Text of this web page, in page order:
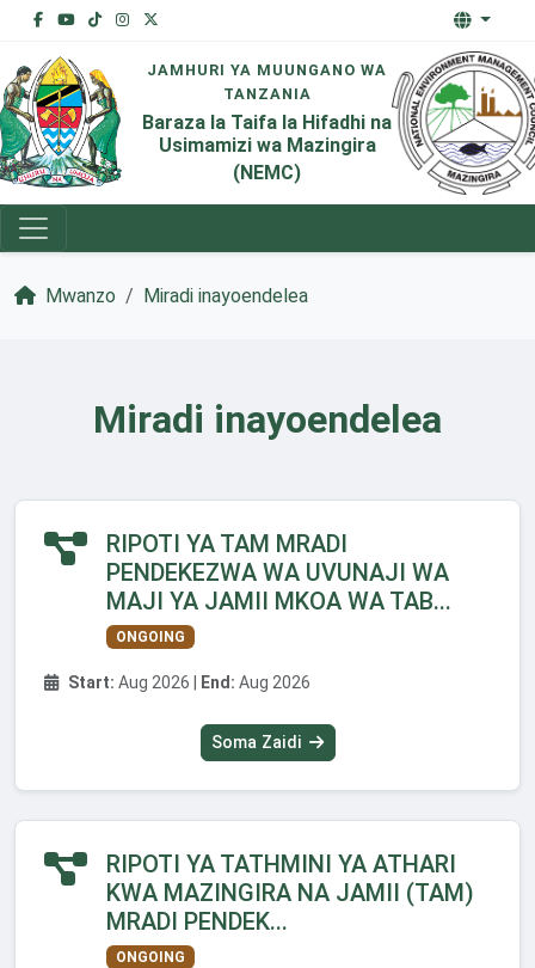
JAMHURI YA MUUNGANO WA
TANZANIA
Baraza la Taifa la Hifadhi na
Usimamizi wa Mazingira
(NEMC)
Mwanzo Miradi inayoendelea
Miradi inayoendelea
RIPOTI YA TAM MRADI
PENDEKEZWA WA UVUNAJI WA
MAJI YA JAMII MKOA WA TAB...
ONGOING
Start: Aug 2026 | End: Aug 2026
Soma Zaidi
RIPOTI YA TATHMINI YA ATHARI
KWA MAZINGIRA NA JAMII (TAM)
MRADI PENDEK...
ONGOING